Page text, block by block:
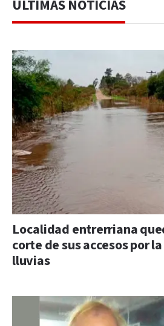
ÚLTIMAS NOTICIAS
Localidad entrerriana
corte de sus accesos por
lluvias